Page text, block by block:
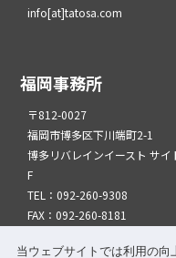
当ウェブサイトでは利用の向
info[at]tatosa.com
福岡事務所
〒812-0027
福岡市博多区下川端町2-1
博多リバレインイースト サイ
F
TEL：092-260-9308
FAX：092-260-8181